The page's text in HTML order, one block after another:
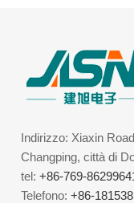
Indirizzo: Xiaxin
Changping, città di
tel:+86-769-
Telefono:+86-